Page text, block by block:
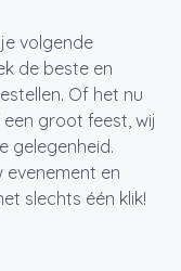
volgende
de beste en
Of het nu
groot feest, wij
gelegenheid.
en
slechts één klik!